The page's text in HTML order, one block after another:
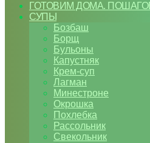
ГОТОВИМ ДОМА.
СУПЫ
Бозбаш
Борщ
Бульоны
Капустняк
Крем-суп
Лагман
Минестроне
Окрошка
Похлебка
Рассольник
Свекольник